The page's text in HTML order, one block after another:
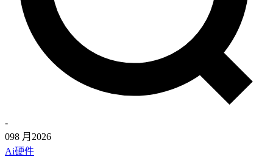
-
098 月 2026
Ai硬件